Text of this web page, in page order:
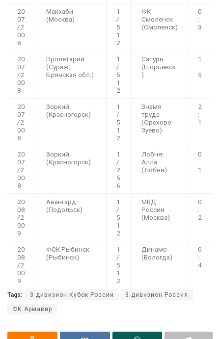
20
07
/2
00
8
Маккаби
(Москва)
1
/
5
1
2
ФК
Смоленск
(Смоленск)
0
:
3
20
07
/2
00
8
Пролетарий
(Сураж,
Брянская обл.)
1
/
5
1
2
Сатурн
(Егорьевск
)
1
:
5
20
07
/2
00
8
Зоркий
(Красногорск)
1
/
5
1
2
Знамя
труда
(Орехово-
Зуево)
2
:
1
20
07
/2
00
8
Зоркий
(Красногорск)
1
/
2
5
6
Лобня-
Алла
(Лобня)
0
:
1
20
08
/2
00
9
Авангард
(Подольск)
1
/
5
1
2
МВД
России
(Москва)
0
:
2
20
08
/2
00
9
ФСК Рыбинск
(Рыбинск)
1
/
5
1
2
Динамо
(Вологда)
0
:
4
Tags: 3 дивизион Кубок России 3 дивизион Россия
ФК Армавир